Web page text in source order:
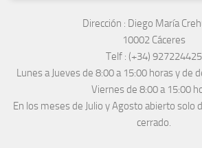
Dirección : Diego María
10002 Cáceres
Telf : (+34) 927224425
Lunes a Jueves de 8:00 a 15:00 horas y de
Viernes de 8:00 a 15:00
En los meses de Julio y Agosto abierto solo
cerrado.